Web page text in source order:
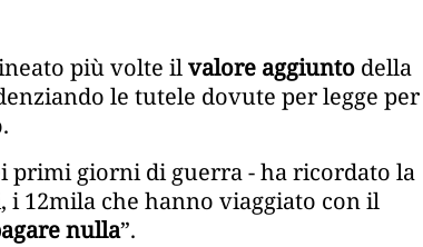
più volte ilvalore aggiunto della
le tutele dovute per legge per
primi giorni di guerra - ha ricordato la
i 12mila che hanno viaggiato con il
nulla”.